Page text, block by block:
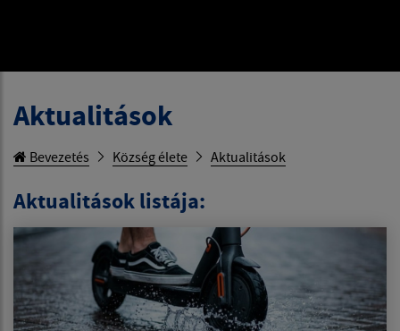
Aktualitások
Bevezetés Község élete Aktualitások
Aktualitások listája: